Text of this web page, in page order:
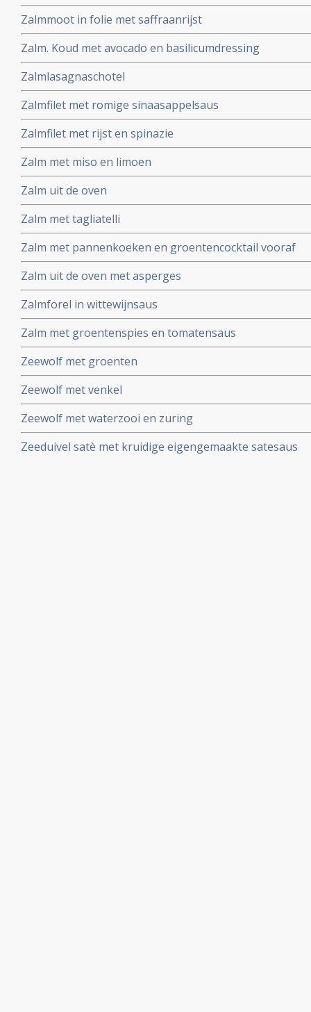
Zalmmoot in folie met saffraanrijst
Zalm. Koud met avocado en basilicumdressing
Zalmlasagnaschotel
Zalmfilet met romige sinaasappelsaus
Zalmfilet met rijst en spinazie
Zalm met miso en limoen
Zalm uit de oven
Zalm met tagliatelli
Zalm met pannenkoeken en groentencocktail vooraf
Zalm uit de oven met asperges
Zalmforel in wittewijnsaus
Zalm met groentenspies en tomatensaus
Zeewolf met groenten
Zeewolf met venkel
Zeewolf met waterzooi en zuring
Zeeduivel satè met kruidige eigengemaakte satesaus